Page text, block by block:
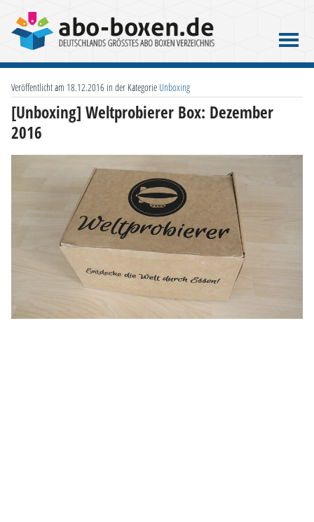
Veröffentlicht am 18.12.2016 in der Kategorie Unboxing
[Unboxing] Weltprobierer Box: Dezember
2016